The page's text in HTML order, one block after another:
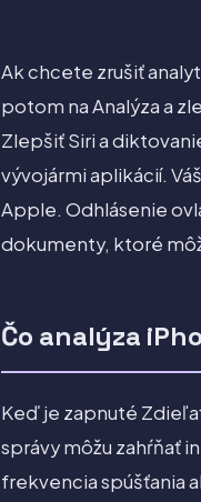
Ak chcete zrušiť
potom na Analýza a
Zlepšiť Siri a
vývojármi aplikácií.
Apple. Odhlásenie
dokumenty, ktoré
Čo analýza
Keď je zapnuté
správy môžu zahŕňať
frekvencia spúšťania